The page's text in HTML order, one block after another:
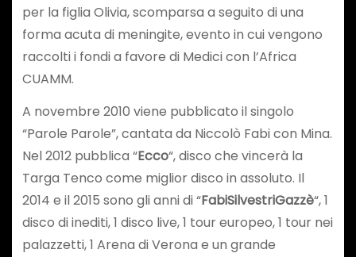
per la figlia Olivia, scomparsa a seguito di una
forma acuta di meningite, evento in cui vengono
raccolti i fondi a favore di Medici con l’Africa
CUAMM.
A novembre 2010 viene pubblicato il singolo
“Parole Parole”, cantata da Niccolò Fabi con Mina.
Nel 2012 pubblica “Ecco“, disco che vincerà la
Targa Tenco come miglior disco in assoluto. Il
2014 e il 2015 sono gli anni di “FabiSilvestriGazzè“, 1
disco di inediti, 1 disco live, 1 tour europeo, 1 tour nei
palazzetti, 1 Arena di Verona e un grande